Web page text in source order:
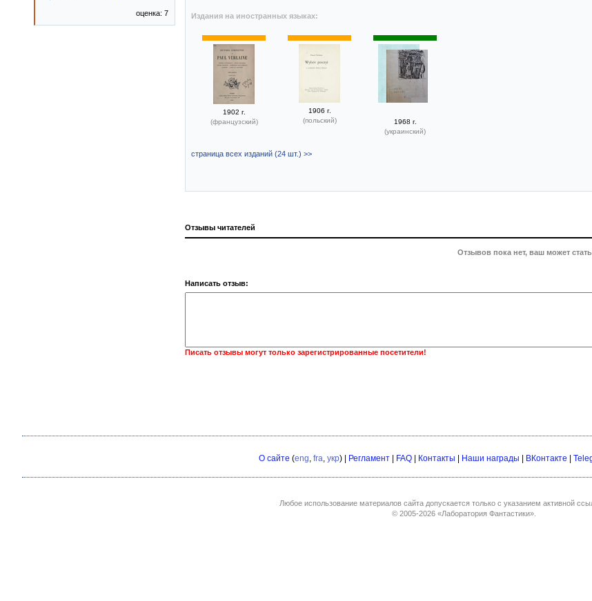
Издания на иностранных языках:
1902 г.
(французский)
1906 г.
(польский)
1968 г.
(украинский)
страница всех изданий (24 шт.) >>
Отзывы читателей
Отзывов пока нет, ваш может
Написать отзыв:
Писать отзывы могут только зарегистрированные посетители!
оценка: 7
О сайте (eng, fra, укр) | Регламент FAQ Контакты Наши награды ВКонтакте
Любое использование материалов сайта допускается только с указанием активной
© 2005-2026 «Лаборатория Фантастики».